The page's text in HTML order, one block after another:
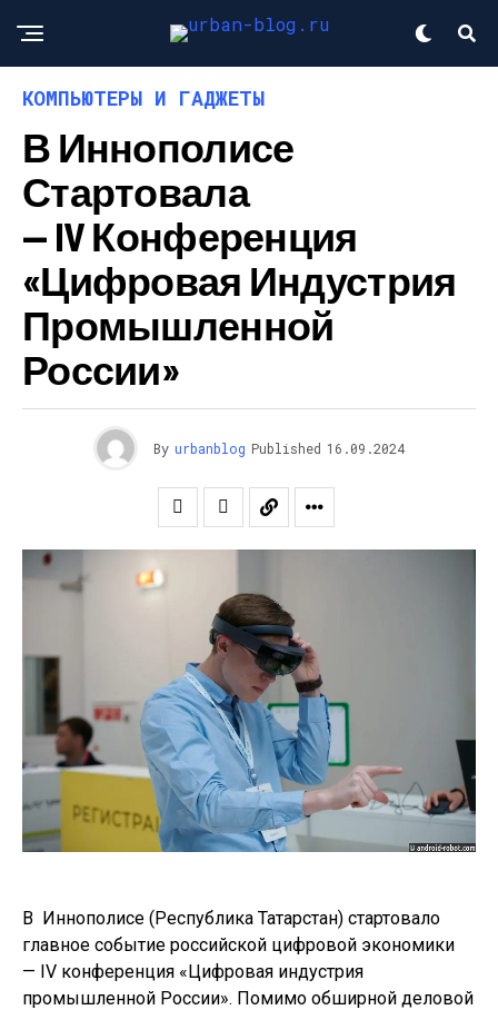
КОМПЬЮТЕРЫ И ГАДЖЕТЫ
В Иннополисе
Стартовала
— IV Конференция
«Цифровая Индустрия
Промышленной
России»
By urbanblog Published 16.09.2024
В Иннополисе (Республика Татарстан) стартовало
главное событие российской цифровой экономики
— IV конференция «Цифровая индустрия
промышленной России». Помимо обширной деловой